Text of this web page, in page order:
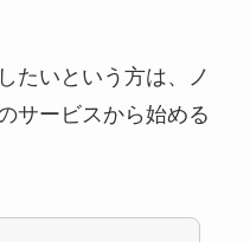
たいという方は、ノ
サービスから始める